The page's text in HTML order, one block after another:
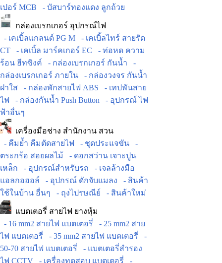
เปอร์ MCB
- บัสบาร์ทองแดง ลูกถ้วย
กล่องเบรกเกอร์ อุปกรณ์ไฟ
- เคเบิ้ลแกลนด์ PG M
- เคเบิ้ลไทร์ สายรัด
CT
- เคเบิ้ล มาร์คเกอร์ EC
- ท่อหด ความ
ร้อน ฮีทซิงค์
- กล่องเบรกเกอร์ กันน้ำ
-
กล่องเบรกเกอร์ ภายใน
- กล่องวงจร กันน้ำ
ฝาใส
- กล่องพักสายไฟ ABS
- เทปพันสาย
ไฟ
- กล่องกันน้ำ Push Button
- อุปกรณ์ ไฟ
ฟ้าอื่นๆ
เครื่องมือช่าง สำนักงาน สวน
- คีมย้ำ คีมตัดสายไฟ
- ชุดประแจขัน
-
ตระกร้อ สอยผลไม้
- ดอกสว่าน เจาะปูน
เหล็ก
- อุปกรณ์สำหรับรถ
- เจลล้างมือ
แอลกอฮอล์
- อุปกรณ์ ดักจับแมลง
- สินค้า
ใช้ในบ้าน อื่นๆ
- ถุงไปรษณีย์ - สินค้าใหม่
แบตเตอรี่ สายไฟ ยางหุ้ม
- 16 mm2 สายไฟ แบตเตอรี่
- 25 mm2 สาย
ไฟ แบตเตอรี่
- 35 mm2 สายไฟ แบตเตอรี่
-
50-70 สายไฟ แบตเตอรี่
- แบตเตอรี่สำรอง
ไฟ CCTV
- เครื่องทดสอบ แบตเตอรี่
-